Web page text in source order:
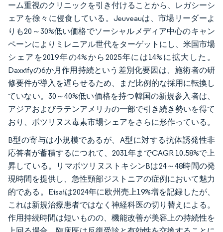
ーム重視のクリニックを引き付けることから、レガシーシ
ェアを徐々に侵食している。Jeuveauは、市場リーダーよ
りも20～30%低い価格でソーシャルメディア中心のキャン
ペーンによりミレニアル世代をターゲットにし、米国市場
シェアを2019年の4%から2025年には14%に拡大した。
Daxxifyの6か月作用持続という差別化要因は、施術者の研
修要件が導入を遅らせるため、まだ比例的な採用に転換し
ていない。30～40%低い価格を持つ韓国の新規参入者は、
アジアおよびラテンアメリカの一部で引き続き勢いを得て
おり、ボツリヌス毒素市場シェアをさらに形作っている。
B型の寄与は小規模であるが、A型に対する抗体誘発性非
応答者が蓄積するにつれて、2031年までCAGR 10.58%で上
昇している。リマボツリヌストキシンBは24～48時間の発
現時間を提供し、急性頸部ジストニアの症例において魅力
的である。Eisaiは2024年に欧州売上19%増を記録したが、
これは新規治療患者ではなく神経科医の切り替えによる。
作用持続時間は短いものの、機能改善が美容上の持続性を